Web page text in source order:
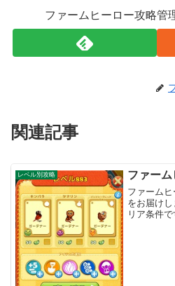
ファームヒーロー攻略管
関連記事
レベル別攻略 ファー
ファーム
をお届け
リア条件で